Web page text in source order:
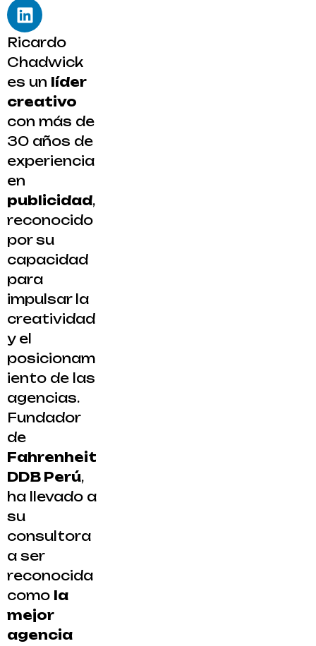
Ricardo
Chadwick
es un líder
creativo
con más de
30 años de
experiencia
en
publicidad,
reconocido
por su
capacidad
para
impulsar la
creatividad
y el
posicionam
iento de las
agencias.
Fundador
de
Fahrenheit
DDB Perú,
ha llevado a
su
consultora
a ser
reconocida
como la
mejor
agencia